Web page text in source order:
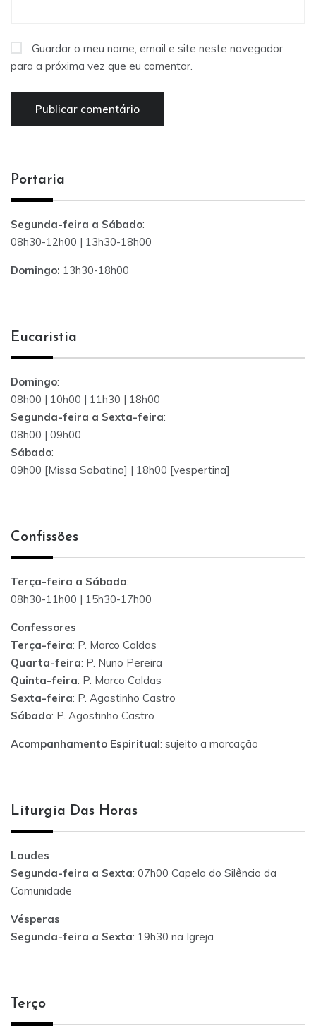
Guardar o meu nome, email e site neste navegador
para a próxima vez que eu comentar.
Portaria
Segunda-feira a Sábado:
08h30-12h00 | 13h30-18h00
Domingo: 13h30-18h00
Eucaristia
Domingo:
08h00 | 10h00 | 11h30 | 18h00
Segunda-feira a Sexta-feira:
08h00 | 09h00
Sábado:
09h00 [Missa Sabatina] | 18h00 [vespertina]
Confissões
Terça-feira a Sábado:
08h30-11h00 | 15h30-17h00
Confessores
Terça-feira: P. Marco Caldas
Quarta-feira: P. Nuno Pereira
Quinta-feira: P. Marco Caldas
Sexta-feira: P. Agostinho Castro
Sábado: P. Agostinho Castro
Acompanhamento Espiritual: sujeito a marcação
Liturgia Das Horas
Laudes
Segunda-feira a Sexta: 07h00 Capela do Silêncio da
Comunidade
Vésperas
Segunda-feira a Sexta: 19h30 na Igreja
Terço